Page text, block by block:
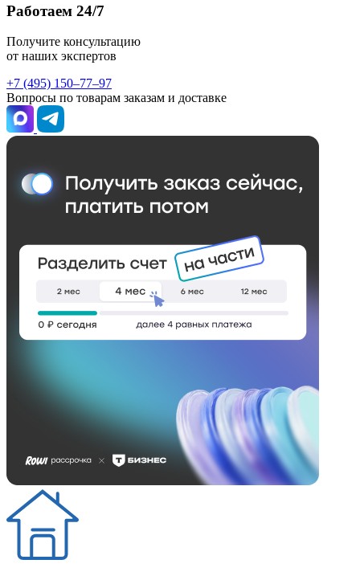
Работаем 24/7
Получите консультацию
от наших экспертов
+7 (495) 150–77–97
Вопросы по товарам заказам и доставке